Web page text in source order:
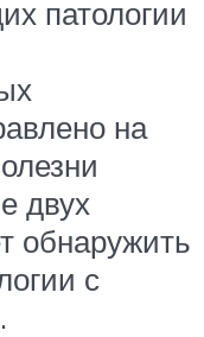
патологии
на
двух
обнаружить
с